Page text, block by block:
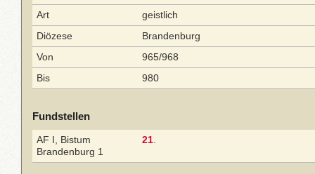
Art
geistlich
Diözese
Brandenburg
Von
965/968
Bis
980
Fundstellen
AF I, Bistum
Brandenburg 1
21